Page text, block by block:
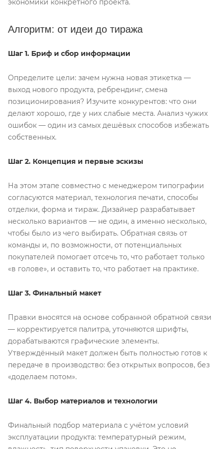
экономики конкретного проекта.
Алгоритм: от идеи до тиража
Шаг 1. Бриф и сбор информации
Определите цели: зачем нужна новая этикетка —
выход нового продукта, ребрендинг, смена
позиционирования? Изучите конкурентов: что они
делают хорошо, где у них слабые места. Анализ чужих
ошибок — один из самых дешёвых способов избежать
собственных.
Шаг 2. Концепция и первые эскизы
На этом этапе совместно с менеджером типографии
согласуются материал, технология печати, способы
отделки, форма и тираж. Дизайнер разрабатывает
несколько вариантов — не один, а именно несколько,
чтобы было из чего выбирать. Обратная связь от
команды и, по возможности, от потенциальных
покупателей помогает отсечь то, что работает только
«в голове», и оставить то, что работает на практике.
Шаг 3. Финальный макет
Правки вносятся на основе собранной обратной связи
— корректируется палитра, уточняются шрифты,
дорабатываются графические элементы.
Утверждённый макет должен быть полностью готов к
передаче в производство: без открытых вопросов, без
«доделаем потом».
Шаг 4. Выбор материалов и технологии
Финальный подбор материала с учётом условий
эксплуатации продукта: температурный режим,